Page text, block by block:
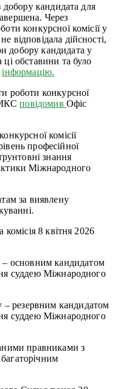
добору кандидата для
Через
конкурсної комісії у
відповідала дійсності,
добору кандидата у
обставини та було
інформацію.
роботи конкурсної
МКСповідомив Офіс
комісії
професійної
знання
Міжнародного
за виявлену
комісія 8 квітня 2026
кандидатом
суддею Міжнародного
резервним кандидатом
суддею Міжнародного
правниками з